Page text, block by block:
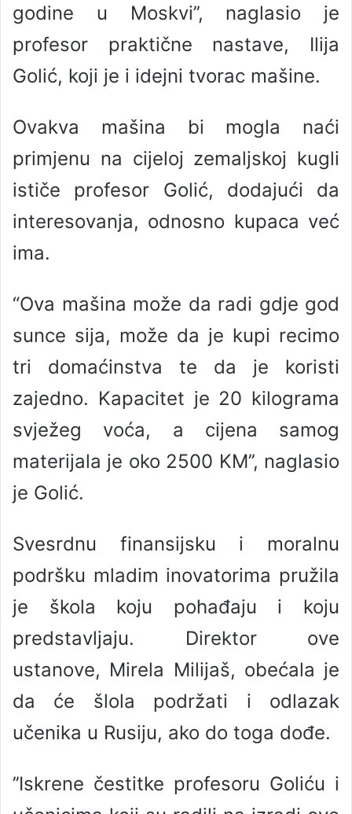
godine u Moskvi’’, naglasio je
profesor praktične nastave, Ilija
Golić, koji je i idejni tvorac mašine.
Ovakva mašina bi mogla naći
primjenu na cijeloj zemaljskoj kugli
ističe profesor Golić, dodajući da
interesovanja, odnosno kupaca već
ima.
“Ova mašina može da radi gdje god
sunce sija, može da je kupi recimo
tri domaćinstva te da je koristi
zajedno. Kapacitet je 20 kilograma
svježeg voća, a cijena samog
materijala je oko 2500 KM’’, naglasio
je Golić.
Svesrdnu finansijsku i moralnu
podršku mladim inovatorima pružila
je škola koju pohađaju i koju
predstavljaju. Direktor ove
ustanove, Mirela Milijaš, obećala je
da će šlola podržati i odlazak
učenika u Rusiju, ako do toga dođe.
’’Iskrene čestitke profesoru Goliću i